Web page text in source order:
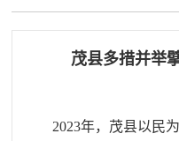
茂县多措并举
2023年，茂县以民